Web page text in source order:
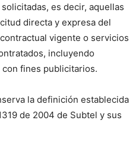
es decir, aquellas
directa y expresa del
vigente o servicios
incluyendo
fines publicitarios.
la definición establecida
de 2004 de Subtel y sus